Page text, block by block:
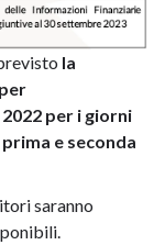
la
per i giorni
e seconda
saranno